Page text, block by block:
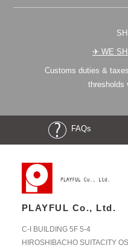
✈︎ WE
Customs duties &
thresholds
FAQs
PLAYFUL Co., Ltd.
C-I BUILDING 5F 5-4
HIROSHIBACHO SUITACITY